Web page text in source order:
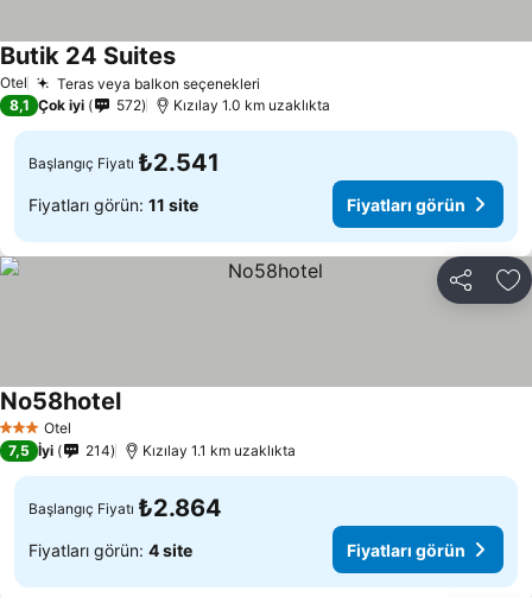
Otel Teras veya balkon seçenekleri
Butik 24 Suites
8,1 Çok iyi 572 Kızılay 1.0 km uzaklıkta
Başlangıç Fiyatı ₺2.541
Fiyatları görün: 11 site Fiyatları görün
Paylaş
3 YıldızOtel
No58hotel
7,5 İyi 214 Kızılay 1.1 km uzaklıkta
Başlangıç Fiyatı ₺2.864
Fiyatları görün: 4 site Fiyatları görün